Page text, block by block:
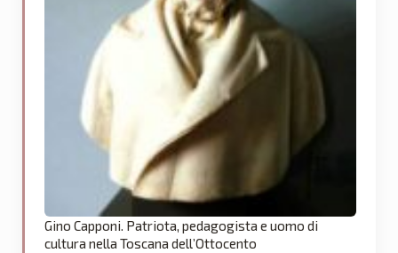
Gino Capponi. Patriota, pedagogista e uomo di
cultura nella Toscana dell’Ottocento